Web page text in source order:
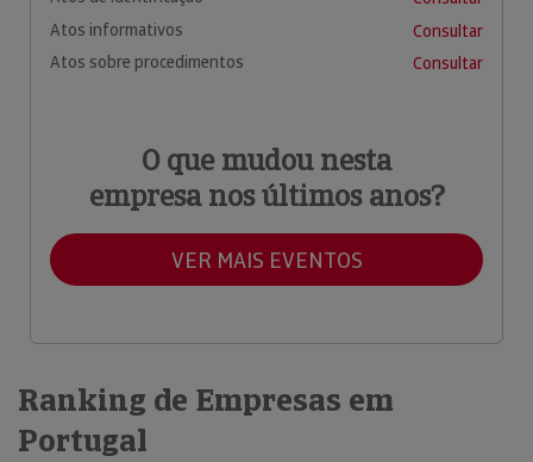
Atos informativos
Consultar
Atos sobre procedimentos
Consultar
O que mudou nesta
empresa nos últimos anos?
VER MAIS EVENTOS
Ranking de Empresas em
Portugal